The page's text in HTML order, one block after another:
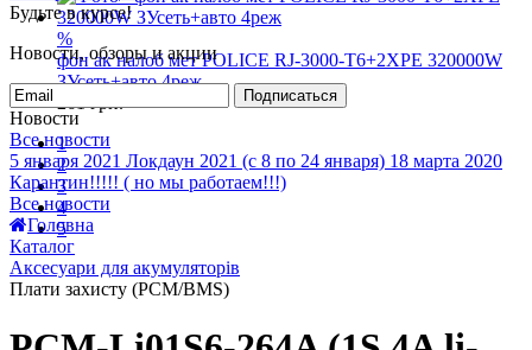
%
фон ак налоб мет POLICE RJ-3000-T6+2XPE 320000W
ЗУсеть+авто 4реж
261грн.
1
2
3
4
5
Подписаться
Новости
Все новости
5 января 2021
Локдаун 2021 (с 8 по 24 января)
Карантин!!!!! ( но мы работаем!!!)
Все новости
Головна
Каталог
Аксесуари для акумуляторів
Плати захисту (PCM/BMS)
PCM-Li01S6-264A (1S 4A li-
ion pcm )